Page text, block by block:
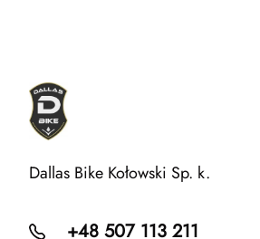
Dallas Bike Kołowski Sp. k.
+48 507 113 211